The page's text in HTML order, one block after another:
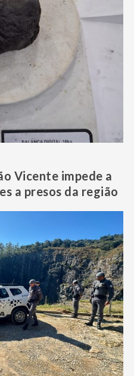
Vicente impede a
a presos da região